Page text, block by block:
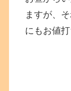
ますが、
にもお値打